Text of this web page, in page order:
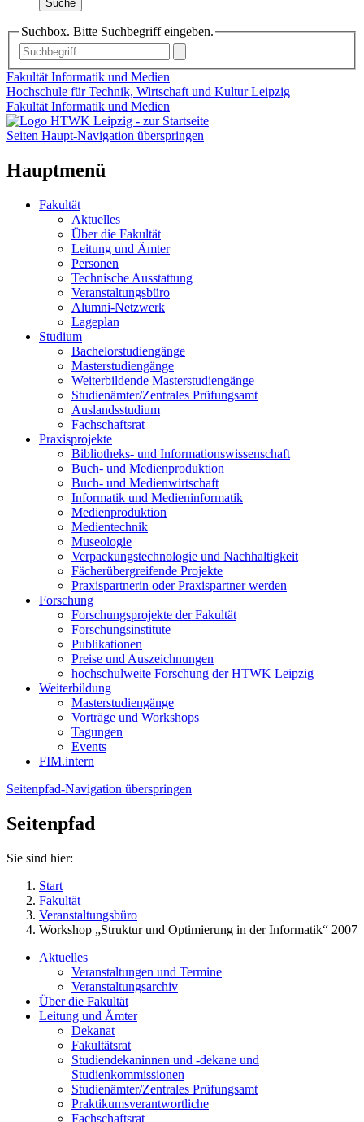
Suche
Suchbox. Bitte Suchbegriff eingeben.
Fakultät Informatik und Medien
Hochschule für Technik, Wirtschaft und Kultur Leipzig
Fakultät Informatik und Medien
Seiten Haupt-Navigation überspringen
Hauptmenü
Fakultät
Aktuelles
Über die Fakultät
Leitung und Ämter
Personen
Technische Ausstattung
Veranstaltungsbüro
Alumni-Netzwerk
Lageplan
Studium
Bachelorstudiengänge
Masterstudiengänge
Weiterbildende Masterstudiengänge
Studienämter/Zentrales Prüfungsamt
Auslandsstudium
Fachschaftsrat
Praxisprojekte
Bibliotheks- und Informationswissenschaft
Buch- und Medienproduktion
Buch- und Medienwirtschaft
Informatik und Medieninformatik
Medienproduktion
Medientechnik
Museologie
Verpackungstechnologie und Nachhaltigkeit
Fächerübergreifende Projekte
Praxispartnerin oder Praxispartner werden
Forschung
Forschungsprojekte der Fakultät
Forschungsinstitute
Publikationen
Preise und Auszeichnungen
hochschulweite Forschung der HTWK Leipzig
Weiterbildung
Masterstudiengänge
Vorträge und Workshops
Tagungen
Events
FIM.intern
Seitenpfad-Navigation überspringen
Seitenpfad
Sie sind hier:
Start
Fakultät
Veranstaltungsbüro
Workshop „Struktur und Optimierung in der Informatik“ 2007
Aktuelles
Veranstaltungen und Termine
Veranstaltungsarchiv
Über die Fakultät
Leitung und Ämter
Dekanat
Fakultätsrat
Studiendekaninnen und -dekane und
Studienkommissionen
Studienämter/Zentrales Prüfungsamt
Praktikumsverantwortliche
Fachschaftsrat